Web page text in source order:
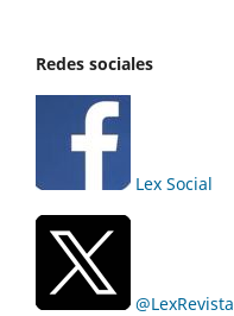
Redes sociales
Lex Social
@LexRevista